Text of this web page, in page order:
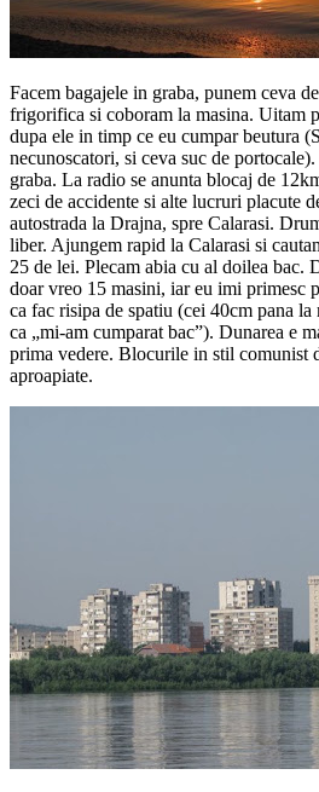
Facem bagajele in graba, punem ceva
frigorifica si coboram la masina. Uitam
dupa ele in timp ce eu cumpar beutura
necunoscatori, si ceva suc de
graba. La radio se anunta blocaj de
zeci de accidente si alte lucruri placute
autostrada la Drajna, spre Calarasi.
liber. Ajungem rapid la Calarasi si
25 de lei. Plecam abia cu al doilea bac.
doar vreo 15 masini, iar eu imi primesc
ca fac risipa de spatiu (cei 40cm pana la
ca „mi-am cumparat bac”). Dunarea e
prima vedere. Blocurile in stil comunist
aproapiate.